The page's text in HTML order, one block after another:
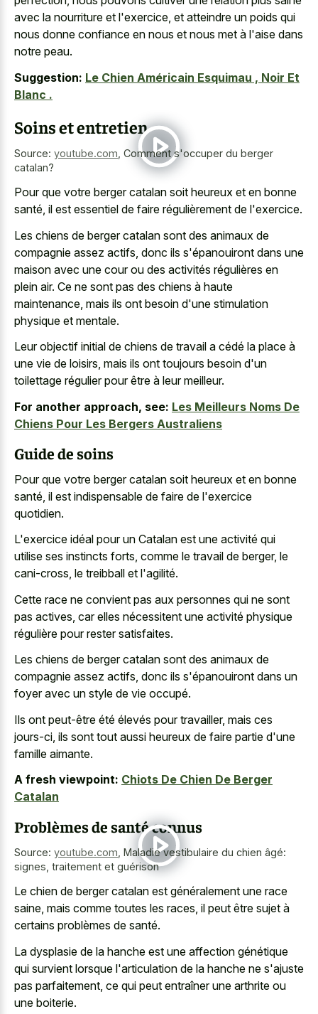
avec la nourriture et l'exercice, et atteindre un poids qui
nous donne confiance en nous et nous met à l'aise dans
notre peau.
Suggestion: Le Chien Américain Esquimau , Noir Et
Blanc .
Soins et entretien
Source: youtube.com Comment s'occuper du berger
catalan?
Pour que votre berger catalan soit heureux et en bonne
santé, il est essentiel de faire régulièrement de l'exercice.
Les chiens de berger catalan sont des animaux de
compagnie assez actifs, donc ils s'épanouiront dans une
maison avec une cour ou des activités régulières en
plein air. Ce ne sont pas des chiens à haute
maintenance, mais ils ont besoin d'une stimulation
physique et mentale.
Leur objectif initial de chiens de travail a cédé la place à
une vie de loisirs, mais ils ont toujours besoin d'un
toilettage régulier pour être à leur meilleur.
For another approach, see: Les Meilleurs Noms De
Chiens Pour Les Bergers Australiens
Guide de soins
Pour que votre berger catalan soit heureux et en bonne
santé, il est indispensable de faire de l'exercice
quotidien.
L'exercice idéal pour un Catalan est une activité qui
utilise ses instincts forts, comme le travail de berger, le
cani-cross, le treibball et l'agilité.
Cette race ne convient pas aux personnes qui ne sont
pas actives, car elles nécessitent une activité physique
régulière pour rester satisfaites.
Les chiens de berger catalan sont des animaux de
compagnie assez actifs, donc ils s'épanouiront dans un
foyer avec un style de vie occupé.
Ils ont peut-être été élevés pour travailler, mais ces
jours-ci, ils sont tout aussi heureux de faire partie d'une
famille aimante.
A fresh viewpoint: Chiots De Chien De Berger
Catalan
Problèmes de santé connus
Source: youtube.com Maladie vestibulaire du chien âgé:
signes, traitement et guérison
Le chien de berger catalan est généralement une race
saine, mais comme toutes les races, il peut être sujet à
certains problèmes de santé.
La dysplasie de la hanche est une affection génétique
qui survient lorsque l'articulation de la hanche ne s'ajuste
pas parfaitement, ce qui peut entraîner une arthrite ou
une boiterie.